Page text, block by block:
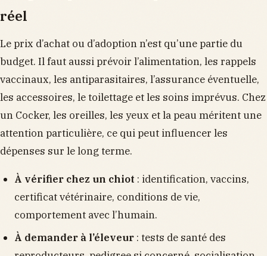
réel
Le prix d’achat ou d’adoption n’est qu’une partie du
budget. Il faut aussi prévoir l’alimentation, les rappels
vaccinaux, les antiparasitaires, l’assurance éventuelle,
les accessoires, le toilettage et les soins imprévus. Chez
un Cocker, les oreilles, les yeux et la peau méritent une
attention particulière, ce qui peut influencer les
dépenses sur le long terme.
À vérifier chez un chiot : identification, vaccins,
certificat vétérinaire, conditions de vie,
comportement avec l’humain.
À demander à l’éleveur: tests de santé des